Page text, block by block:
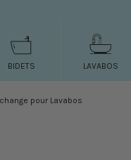
BIDETS LAVABOS
pour Lavabos